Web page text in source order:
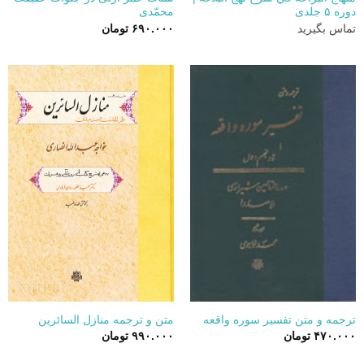
دوره ۵ جلدی
تماس بگیرید
محمّدی
۶۹۰.۰۰۰ تومان
ترجمه و متن تفسیر سوره واقعه
۴۷۰.۰۰۰ تومان
متن و ترجمه منازل السائرین
۹۹۰.۰۰۰ تومان